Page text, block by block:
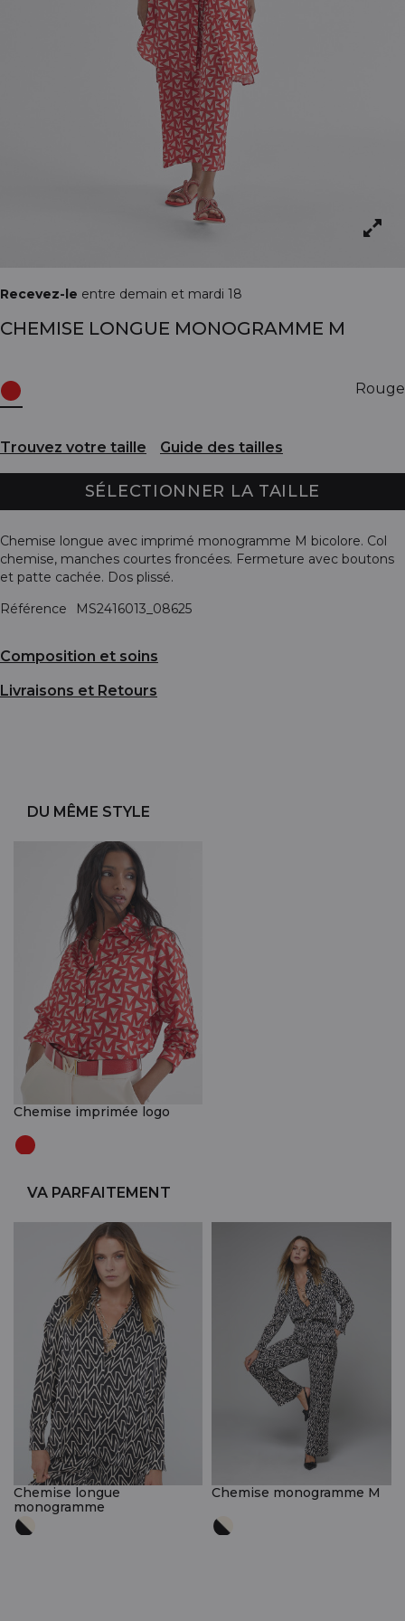
Recevez-le entre demain et mardi 18
CHEMISE LONGUE MONOGRAMME M
Rouge
Trouvez votre taille Guide des tailles
SÉLECTIONNER LA TAILLE
Chemise longue avec imprimé monogramme M bicolore. Col
chemise, manches courtes froncées. Fermeture avec boutons
et patte cachée. Dos plissé.
Référence
MS2416013_08625
Composition et soins
Livraisons et Retours
DU MÊME STYLE
Chemise imprimée logo
VA PARFAITEMENT
Chemise longue
monogramme
Chemise monogramme M